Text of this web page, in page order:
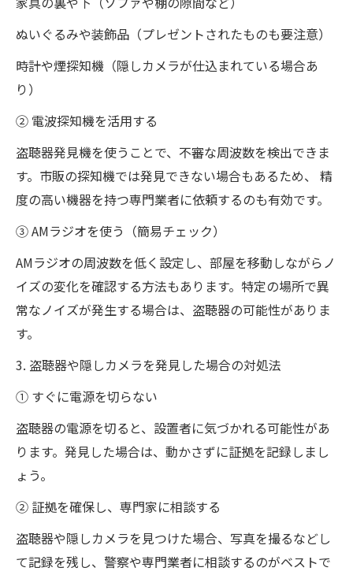
ぬいぐるみや装飾品（プレゼントされたものも要注意）
時計や煙探知機（隠しカメラが仕込まれている場合あ
り）
② 電波探知機を活用する
盗聴器発見機を使うことで、不審な周波数を検出できま
す。市販の探知機では発見できない場合もあるため、 精
度の高い機器を持つ専門業者に依頼するのも有効です。
③ AMラジオを使う（簡易チェック）
AMラジオの周波数を低く設定し、部屋を移動しながらノ
イズの変化を確認する方法もあります。特定の場所で異
常なノイズが発生する場合は、盗聴器の可能性がありま
す。
3. 盗聴器や隠しカメラを発見した場合の対処法
① すぐに電源を切らない
盗聴器の電源を切ると、設置者に気づかれる可能性があ
ります。発見した場合は、動かさずに証拠を記録しまし
ょう。
② 証拠を確保し、専門家に相談する
盗聴器や隠しカメラを見つけた場合、写真を撮るなどし
て記録を残し、警察や専門業者に相談するのがベストで